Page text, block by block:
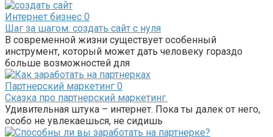
Интернет бизнес 0
Шаг за шагом: создать сайт с нуля
В современной жизни существует особенный
инструмент, который может дать человеку гораздо
больше возможностей для
Партнерский маркетинг 0
Сказка про партнерский маркетинг.
Удивительная штука – интернет. Пока ты далек от него,
особо не увлекаешься, не сидишь